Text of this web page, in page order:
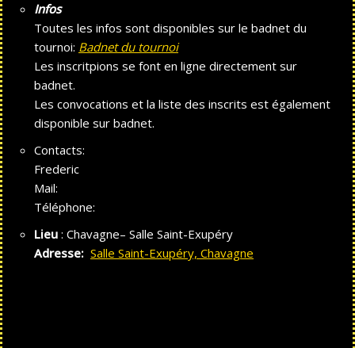
Infos
Toutes les infos sont disponibles sur le badnet du
tournoi: Badnet du tournoi
Les inscritpions se font en ligne directement sur
badnet.
Les convocations et la liste des inscrits est également
disponible sur badnet.
Contacts:
Frederic
Mail:
Téléphone:
Lieu : Chavagne– Salle Saint-Exupéry
Adresse: Salle Saint-Exupéry, Chavagne